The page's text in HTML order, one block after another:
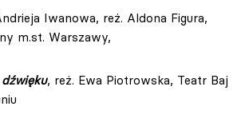
Iwanowa, reż. Aldona Figura,
m.st. Warszawy,
, reż. Ewa Piotrowska, Teatr Baj